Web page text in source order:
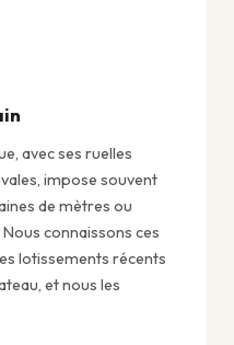
avec ses ruelles
impose souvent
de mètres ou
connaissons ces
lotissements récents
et nous les